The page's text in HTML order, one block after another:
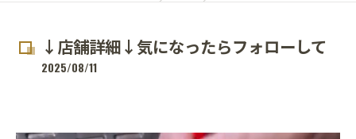
↓店舗詳細↓気になったらフォローして
2025/08/11